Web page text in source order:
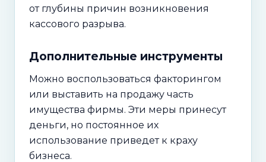
от глубины причин возникновения
кассового разрыва.
Дополнительные инструменты
Можно воспользоваться факторингом
или выставить на продажу часть
имущества фирмы. Эти меры принесут
деньги, но постоянное их
использование приведет к краху
бизнеса.